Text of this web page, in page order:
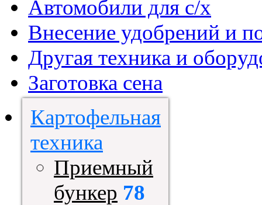
Автомобили для с/х
Внесение удобрений и
Другая техника и
Заготовка сена
Картофельная
техника
Приемный
бункер 78